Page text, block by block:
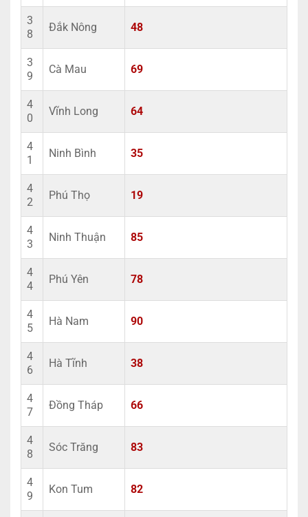
3
8
Đắk Nông 48
3
9
Cà Mau 69
4
0
Vĩnh Long 64
4
1
Ninh Bình 35
4
2
Phú Thọ 19
4
3
Ninh Thuận 85
4
4
Phú Yên 78
4
5
Hà Nam 90
4
6
Hà Tĩnh 38
4
7
Đồng Tháp 66
4
8
Sóc Trăng 83
4
9
Kon Tum 82